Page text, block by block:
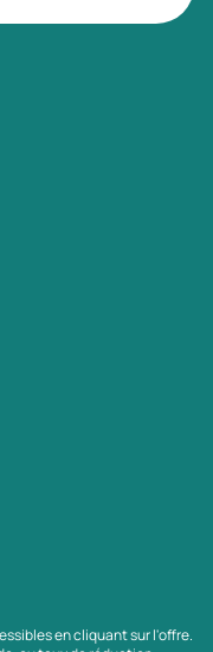
en cliquant sur l'offre.